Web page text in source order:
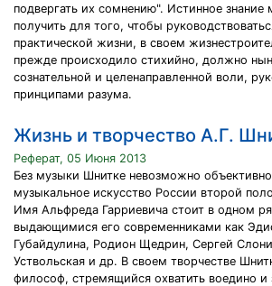
подвергать их сомнению". Истинное
получить для того, чтобы
практической жизни, в своем
прежде происходило стихийно, должно
сознательной и целенаправленной воли,
принципами разума.
Жизнь и творчество А.Г.
Реферат, 05 Июня 2013
Без музыки Шнитке невозможно объективно
музыкальное искусство России второй
Имя Альфреда Гарриевича стоит в одном
выдающимися его современниками как
Губайдулина, Родион Щедрин, Сергей
Уствольская и др. В своем творчестве
философ, стремящийся охватить воедино и